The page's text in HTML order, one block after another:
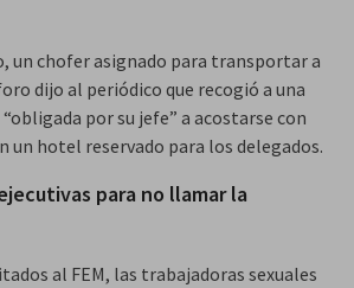
un chofer asignado para transportar a
dijo al periódico que recogió a una
por su jefe” a acostarse con
un hotel reservado para los delegados.
para no llamar la
al FEM, las trabajadoras sexuales